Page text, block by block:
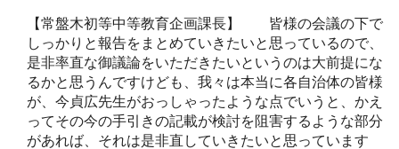
【常盤木初等中等教育企画課長】 皆様の会議の下で
しっかりと報告をまとめていきたいと思っているので、
是非率直な御議論をいただきたいというのは大前提にな
るかと思うんですけども、我々は本当に各自治体の皆様
が、今貞広先生がおっしゃったような点でいうと、かえ
ってその今の手引きの記載が検討を阻害するような部分
があれば、それは是非直していきたいと思っています